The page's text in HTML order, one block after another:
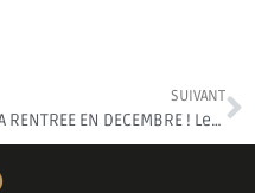
SUIVANT
LA RENTREE EN DECEMBRE ! Les soirées !